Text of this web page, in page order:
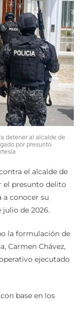
detener al alcalde de
por presunto
el alcalde de
el presunto delito
a conocer su
de 2026.
la formulación de
Carmen Chávez,
ejecutado
base en los